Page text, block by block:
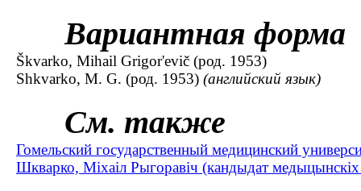
Вариантная форма
Škvarko, Mihail Grigor'evič (род. 1953)
Shkvarko, M. G. (род. 1953) (английский язык)
См. также
Гомельский государственный медицинский
Шкварко, Міхаіл Рыгоравіч (кандыдат